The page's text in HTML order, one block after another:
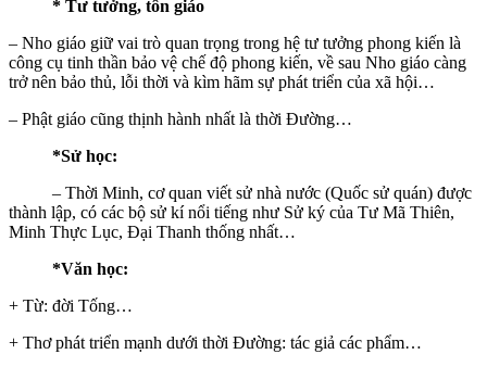
* Tư tưởng, tôn giáo
– Nho giáo giữ vai trò quan trọng trong hệ tư tưởng phong kiến là
công cụ tinh thần bảo vệ chế độ phong kiến, về sau Nho giáo càng
trở nên bảo thủ, lỗi thời và kìm hãm sự phát triển của xã hội…
– Phật giáo cũng thịnh hành nhất là thời Đường…
*Sử học:
– Thời Minh, cơ quan viết sử nhà nước (Quốc sử quán) được
thành lập, có các bộ sử kí nổi tiếng như Sử ký của Tư Mã Thiên,
Minh Thực Lục, Đại Thanh thống nhất…
*Văn học:
+ Từ: đời Tống…
+ Thơ phát triển mạnh dưới thời Đường: tác giả các phẩm…